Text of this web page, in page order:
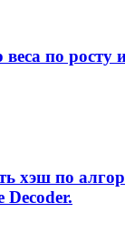
по росту
хэш по
Decoder.